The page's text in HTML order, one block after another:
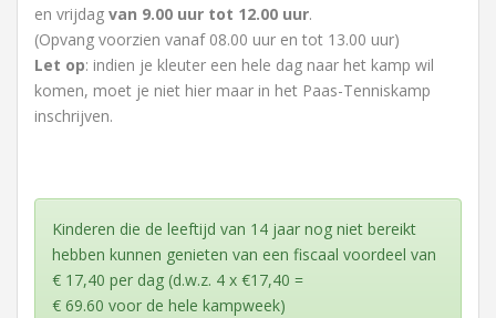
en vrijdag van 9.00 uur tot 12.00 uur.
(Opvang voorzien vanaf 08.00 uur en tot 13.00 uur)
Let op: indien je kleuter een hele dag naar het kamp wil
komen, moet je niet hier maar in het Paas-Tenniskamp
inschrijven.
Kinderen die de leeftijd van 14 jaar nog niet bereikt
hebben kunnen genieten van een fiscaal voordeel van
€ 17,40 per dag (d.w.z. 4 x €17,40 =
€ 69.60 voor de hele kampweek)